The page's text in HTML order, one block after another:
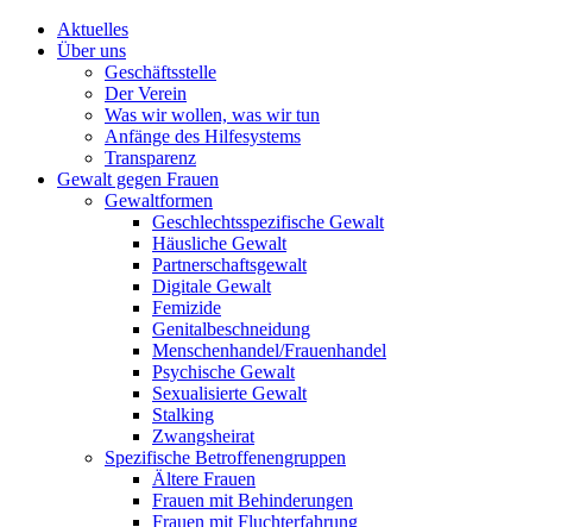
Aktuelles
Über uns
Geschäftsstelle
Der Verein
Was wir wollen, was wir tun
Anfänge des Hilfesystems
Transparenz
Gewalt gegen Frauen
Gewaltformen
Geschlechtsspezifische Gewalt
Häusliche Gewalt
Partnerschaftsgewalt
Digitale Gewalt
Femizide
Genitalbeschneidung
Menschenhandel/Frauenhandel
Psychische Gewalt
Sexualisierte Gewalt
Stalking
Zwangsheirat
Spezifische Betroffenengruppen
Ältere Frauen
Frauen mit Behinderungen
Frauen mit Fluchterfahrung